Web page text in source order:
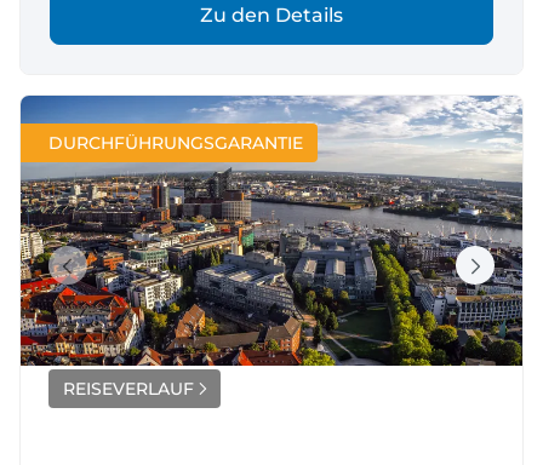
Zu den Details
DURCHFÜHRUNGSGARANTIE
REISEVERLAUF